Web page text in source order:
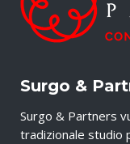
Surgo &
Surgo & Partners
tradizionale studio